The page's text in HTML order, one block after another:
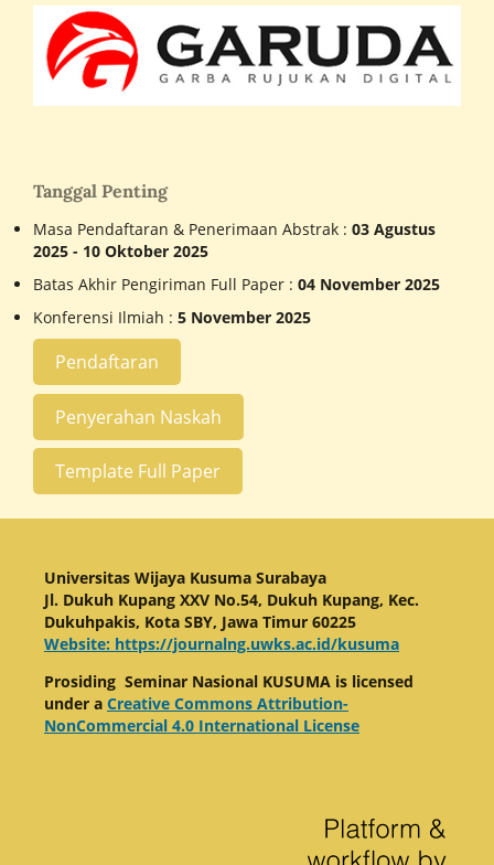
Tanggal Penting
Masa Pendaftaran & Penerimaan Abstrak : 03 Agustus
2025 - 10 Oktober 2025
Batas Akhir Pengiriman Full Paper : 04 November 2025
Konferensi Ilmiah : 5 November 2025
Pendaftaran
Penyerahan Naskah
Template Full Paper
Universitas Wijaya Kusuma Surabaya
Jl. Dukuh Kupang XXV No.54, Dukuh Kupang, Kec.
Dukuhpakis, Kota SBY, Jawa Timur 60225
Website: https://journalng.uwks.ac.id/kusuma
Prosiding Seminar Nasional KUSUMA is licensed
under a Creative Commons Attribution-
NonCommercial 4.0 International License